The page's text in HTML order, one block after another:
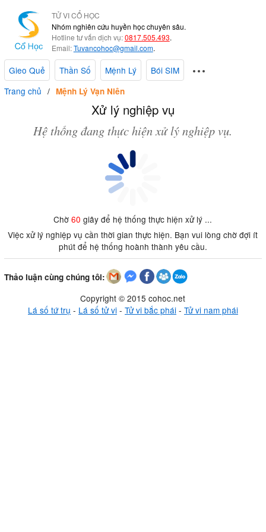
TỬ VI CỔ HỌC
Nhóm nghiên cứu huyền học chuyên sâu.
Hotline tư vấn dịch vụ:0817.505.493.
Email:Tuvancohoc@gmail.com.
Gieo Quẻ Thần Số Mệnh Lý
Bói SIM
Trang chủ
Mệnh Lý Vạn Niên
Xử lý nghiệp vụ
Hệ thống đang thực hiện xử lý nghiệp vụ.
Chờ60 giây để hệ thống thực hiện xử lý ...
Việc xử lý nghiệp vụ cần thời gian thực hiện. Bạn vui lòng chờ đợi ít
phút để hệ thống hoành thành yêu cầu.
Thảo luận cùng chúng tôi:
Copyright © 2015 cohoc.net
Lá số tứ trụ - Lá số tử vi- Tử vi bắc phái- Tử vi nam phái